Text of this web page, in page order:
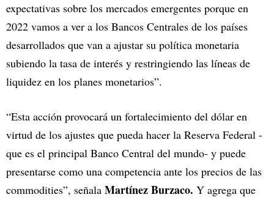
expectativas sobre los mercados emergentes porque en
2022 vamos a ver a los Bancos Centrales de los países
desarrollados que van a ajustar su política monetaria
subiendo la tasa de interés y restringiendo las líneas de
liquidez en los planes monetarios”.
“Esta acción provocará un fortalecimiento del dólar en
virtud de los ajustes que pueda hacer la Reserva Federal -
que es el principal Banco Central del mundo- y puede
presentarse como una competencia ante los precios de las
commodities”, señala Martínez Burzaco. Y agrega que